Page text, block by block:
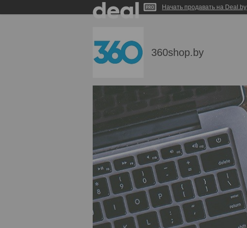
Начать продавать на Deal.by
360shop.by